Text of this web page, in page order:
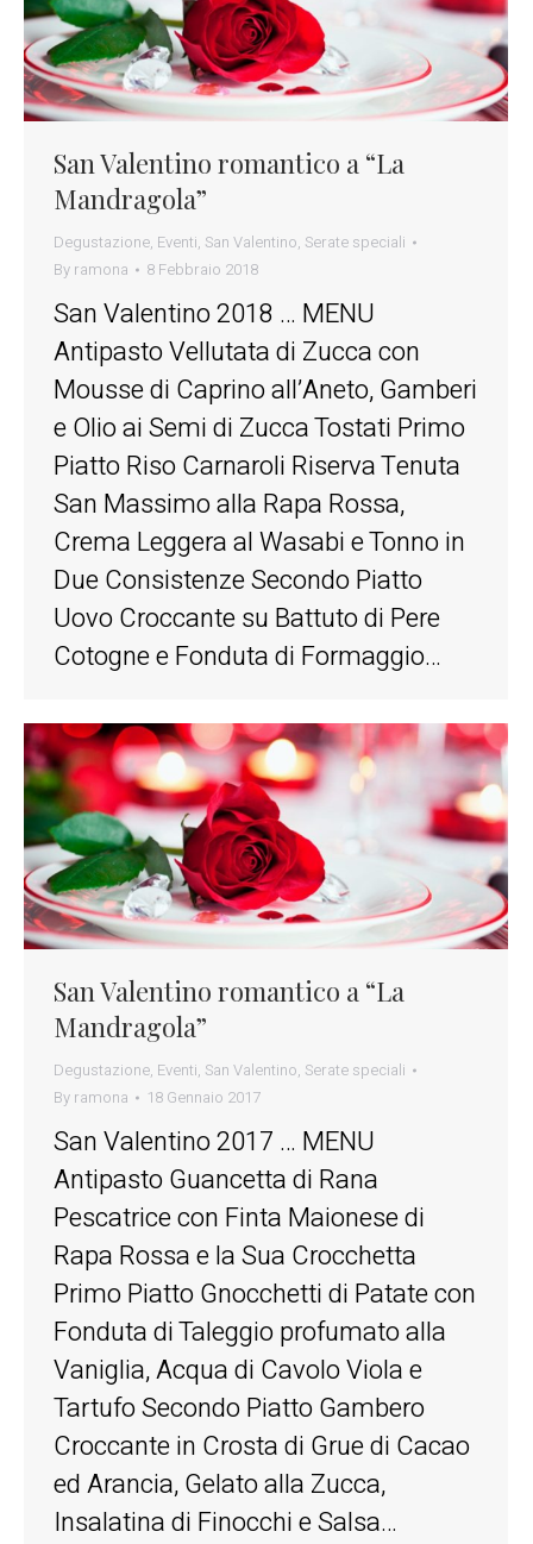
San Valentino romantico a “La
Mandragola”
Degustazione, Eventi, San Valentino, Serate speciali
By ramona 8 Febbraio 2018
San Valentino 2018 … MENU
Antipasto Vellutata di Zucca con
Mousse di Caprino all’Aneto, Gamberi
e Olio ai Semi di Zucca Tostati Primo
Piatto Riso Carnaroli Riserva Tenuta
San Massimo alla Rapa Rossa,
Crema Leggera al Wasabi e Tonno in
Due Consistenze Secondo Piatto
Uovo Croccante su Battuto di Pere
Cotogne e Fonduta di Formaggio…
San Valentino romantico a “La
Mandragola”
Degustazione, Eventi, San Valentino, Serate speciali
By ramona 18 Gennaio 2017
San Valentino 2017 … MENU
Antipasto Guancetta di Rana
Pescatrice con Finta Maionese di
Rapa Rossa e la Sua Crocchetta
Primo Piatto Gnocchetti di Patate con
Fonduta di Taleggio profumato alla
Vaniglia, Acqua di Cavolo Viola e
Tartufo Secondo Piatto Gambero
Croccante in Crosta di Grue di Cacao
ed Arancia, Gelato alla Zucca,
Insalatina di Finocchi e Salsa…